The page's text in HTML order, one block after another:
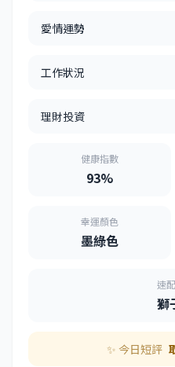
愛情運勢
工作狀況
理財投資
健康指數
93%
幸運顏色
墨綠色
速
獅
✨ 今日短評